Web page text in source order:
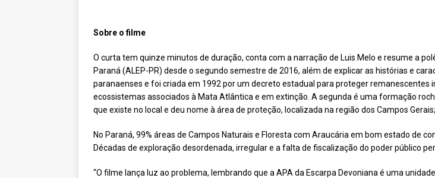
Sobre o filme
O curta tem quinze minutos de duração, conta com a narração de Luis Melo e resume a
Paraná (ALEP-PR) desde o segundo semestre de 2016, além de explicar as histórias e
paranaenses e foi criada em 1992 por um decreto estadual para proteger remanescentes
ecossistemas associados à Mata Atlântica e em extinção. A segunda é uma formação
que existe no local e deu nome à área de proteção, localizada na região dos Campos
No Paraná, 99% áreas de Campos Naturais e Floresta com Araucária em bom estado de
Décadas de exploração desordenada, irregular e a falta de fiscalização do poder público
“O filme lança luz ao problema, lembrando que a APA da Escarpa Devoniana é uma